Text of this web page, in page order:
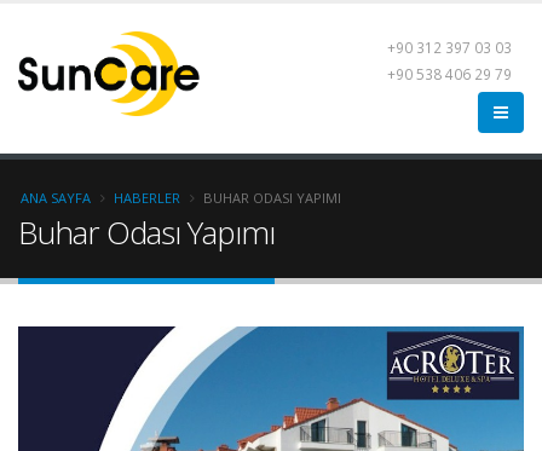
+90 312 397 03 03
+90 538 406 29 79
ANA SAYFA HABERLER BUHAR ODASI YAPIMI
Buhar Odası Yapımı